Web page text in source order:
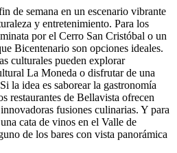
de semana en un escenario vibrante
y entretenimiento. Para los
por el Cerro San Cristóbal o un
Bicentenario son opciones ideales.
culturales pueden explorar
La Moneda o disfrutar de una
la idea es saborear la gastronomía
restaurantes de Bellavista ofrecen
fusiones culinarias. Y para
cata de vinos en el Valle de
de los bares con vista panorámica